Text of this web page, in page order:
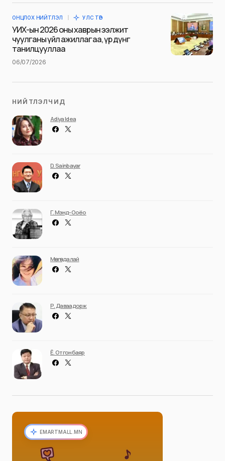
time I comment.
Илгээх
ОНЦЛОХ НИЙТЛЭЛ УЛС ТӨР
УИХ-ын 2026 оны хаврын ээлжит
чуулганы үйл ажиллагаа, үр дүнг
танилцууллаа
06/07/2026
НИЙТЛЭЛЧИД
Adiya Idea
D. Sainbayar
Г. Мэнд-Ооёо
Мөнгөндалай
Р. Даваадорж
Ё. Отгонбаяр
EMARTMALL.MN